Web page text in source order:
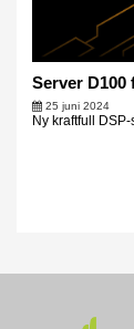
Server D100
25 juni 2024
Ny kraftfull